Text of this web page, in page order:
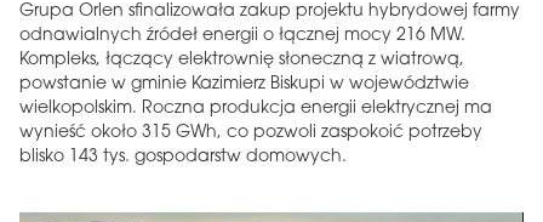
Grupa Orlen sfinalizowała zakup projektu hybrydowej farmy
odnawialnych źródeł energii o łącznej mocy 216 MW.
Kompleks, łączący elektrownię słoneczną z wiatrową,
powstanie w gminie Kazimierz Biskupi w województwie
wielkopolskim. Roczna produkcja energii elektrycznej ma
wynieść około 315 GWh, co pozwoli zaspokoić potrzeby
blisko 143 tys. gospodarstw domowych.